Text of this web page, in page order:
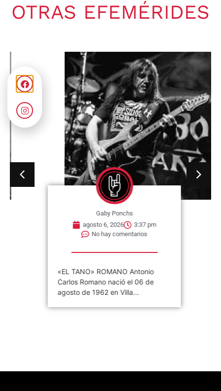
OTRAS EFEMÉRIDES
Gaby Ponchs
agosto 6, 2026
3:37 pm
No hay comentarios
«EL TANO» ROMANO Antonio
Carlos Romano nació el 06 de
agosto de 1962 en Villa...